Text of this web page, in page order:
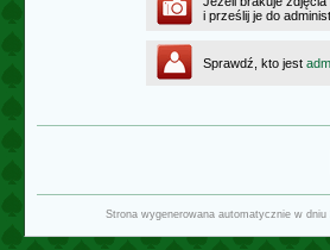
i prześlij je do
Sprawdź, kto jest
Strona wygenerowana automatycznie w dniu